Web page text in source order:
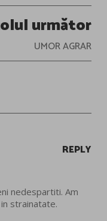
următor
UMOR AGRAR
REPLY
nedespartiti. Am
strainatate.